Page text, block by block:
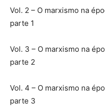
Vol. 2 – O marxismo na
parte 1
Vol. 3 – O marxismo na
parte 2
Vol. 4 – O marxismo na
parte 3